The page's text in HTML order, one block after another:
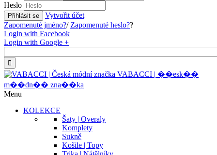
Heslo
Přihlásit se
Vytvořit účet
Zapomenuté jméno?/ Zapomenuté heslo??
Login with Facebook
Login with Google +
VABACCI | ��esk��
m��dn�� zna��ka
Menu
KOLEKCE
Šaty | Overaly
Komplety
Sukně
Košile | Topy